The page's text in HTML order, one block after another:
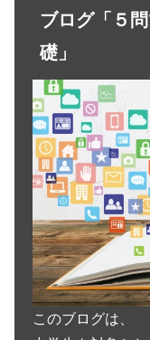
ブログ「５
礎」
このブログは、